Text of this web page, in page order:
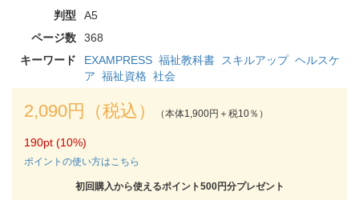
判型
A5
ページ数
368
キーワード
EXAMPRESS 福祉教科書 スキルアップ ヘルスケ
ア 福祉資格 社会
2,090円（税込） （本体1,900円＋税10％）
190pt (10%)
ポイントの使い方はこちら
初回購入から使えるポイント500円分プレゼント